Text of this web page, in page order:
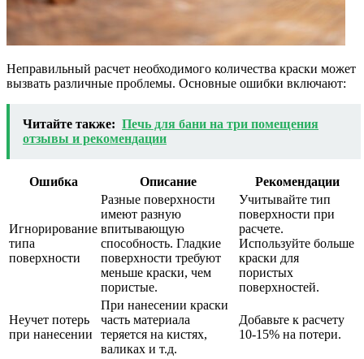
Неправильный расчет необходимого количества краски может
вызвать различные проблемы. Основные ошибки включают:
Читайте также: Печь для бани на три помещения
отзывы и рекомендации
Ошибка Описание Рекомендации
Игнорирование
типа
поверхности
Разные поверхности
имеют разную
впитывающую
способность. Гладкие
поверхности требуют
меньше краски, чем
пористые.
Учитывайте тип
поверхности при
расчете.
Используйте больше
краски для
пористых
поверхностей.
Неучет потерь
при нанесении
При нанесении краски
часть материала
теряется на кистях,
валиках и т.д.
Добавьте к расчету
10-15% на потери.